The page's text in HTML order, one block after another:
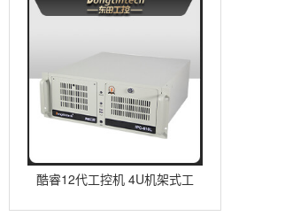
酷睿12代工控机 4U机架式工
业控制器 DT-610L-IZ